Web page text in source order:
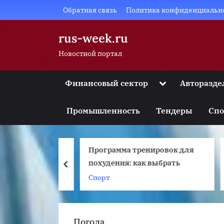
to
Обратная связь Политика
rus-week.ru
Новостной портал
Финансовый сектор Toggle
menu
Toggle
menu
Toggle
sub-
Промышленность Тендеры
Программа тренировок для
похудения: как выбрать
Спорт
prev